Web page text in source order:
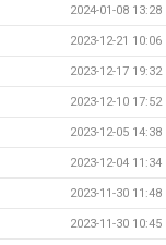
2024-01-08 13:28
2023-12-21 10:06
2023-12-17 19:32
2023-12-10 17:52
2023-12-05 14:38
2023-12-04 11:34
2023-11-30 11:48
2023-11-30 10:45